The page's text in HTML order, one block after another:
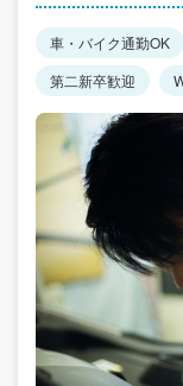
車・バイク通勤OK
第二新卒歓迎